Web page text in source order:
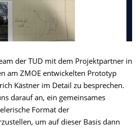
der TUD mit dem Projektpartner in
am ZMOE entwickelten Prototyp
Kästner im Detail zu besprechen.
darauf an, ein gemeinsames
Format der
um auf dieser Basis dann